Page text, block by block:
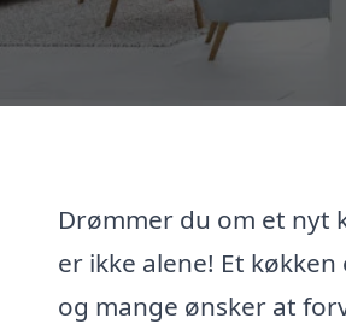
Drømmer du om et nyt
er ikke alene! Et
og mange ønsker at